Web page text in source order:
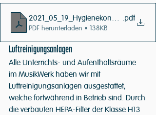
.pdf
PDF herunterladen • 138KB
Luftreinigungsanlagen
Alle Unterrichts- und Aufenthaltsräume
im MusikWerk haben wir mit
Luftreinigungsanlagen ausgestattet,
welche fortwährend in Betrieb sind. Durch
die verbauten HEPA-Filter der Klasse H13